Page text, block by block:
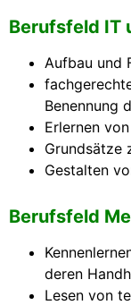
Berufsfeld IT
Aufbau und
Benennung
Erlernen
Grundsätze
Gestalten
Berufsfeld
deren
Lesen von